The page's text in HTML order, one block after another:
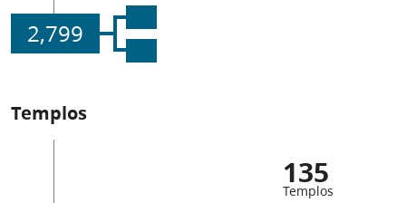
2,799
Templos
135
Templos